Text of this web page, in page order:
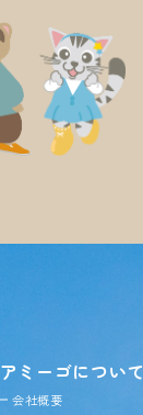
アミーゴについて
会社概要